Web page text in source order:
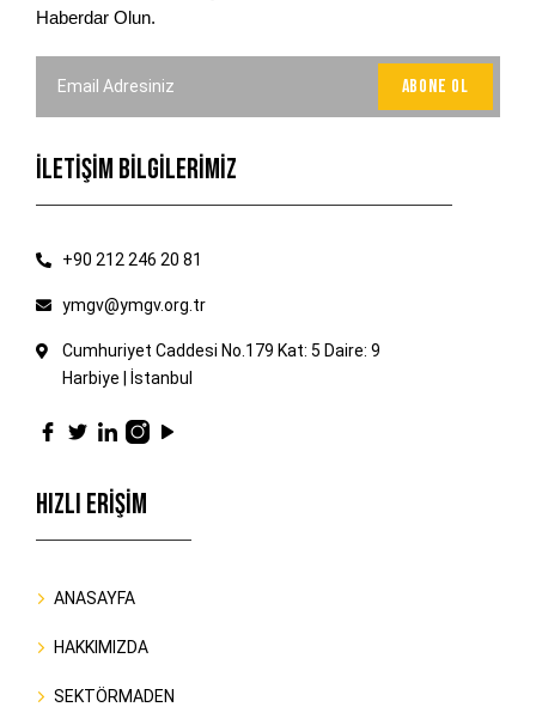
Haberdar Olun.
İLETİŞİM BİLGİLERİMİZ
+90 212 246 20 81
ymgv@ymgv.org.tr
Cumhuriyet Caddesi No.179 Kat: 5 Daire: 9
Harbiye | İstanbul
HIZLI ERİŞİM
ANASAYFA
HAKKIMIZDA
SEKTÖRMADEN